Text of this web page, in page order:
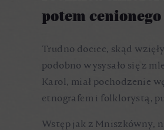
potem
Trudno dociec, skąd
podobno wysysało się z
Karol, miał pochodzenie
etnografem i folklorystą,
Wstęp jak z Mniszkówny,